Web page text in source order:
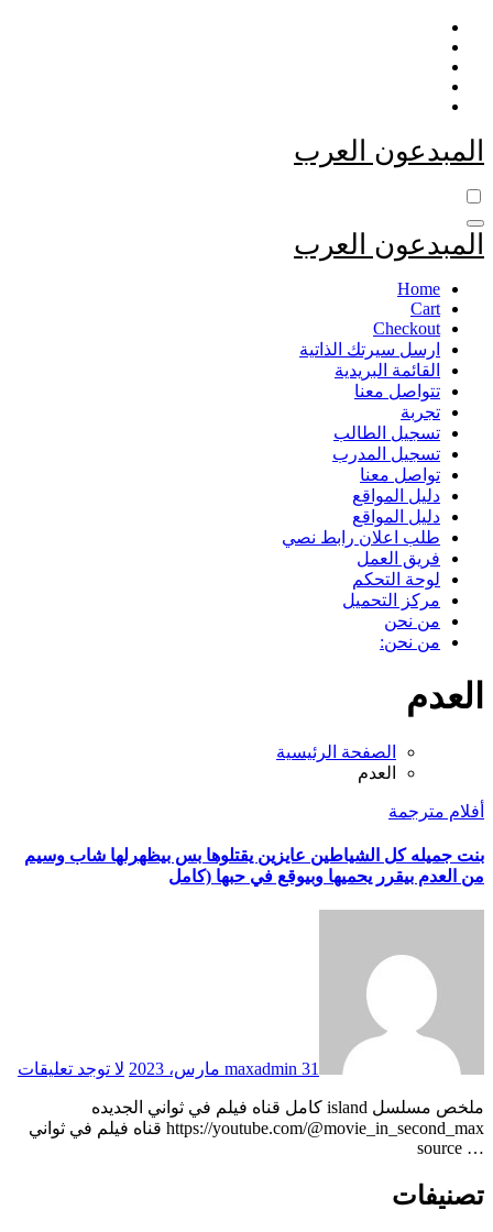
التجاوز
المحتوى
المبدعون العرب
المبدعون العرب
Home
Cart
Checkout
ارسل سيرتك الذاتية
القائمة البريدية
تتواصل معنا
تجربة
تسجيل الطالب
تسجيل المدرب
تواصل معنا
دليل المواقع
دليل المواقع
طلب اعلان رابط نصي
فريق العمل
لوحة التحكم
مركز التحميل
من نحن
من نحن:
العدم
الصفحة الرئيسية
العدم
أفلام مترجمة
بنت جميله كل الشياطين عايزين يقتلوها بس بيظهرلها شاب وسيم
من العدم بيقرر يحميها وبيوقع في حبها (كامل
maxadmin 31 مارس، 2023 لا توجد تعليقات
ملخص مسلسل island كامل قناه فيلم في ثواني الجديده
https://youtube.com/@movie_in_second_max قناه فيلم في ثواني
… source
تصنيفات